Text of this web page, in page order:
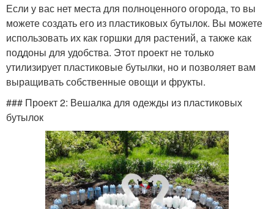
Если у вас нет места для полноценного огорода, то вы
можете создать его из пластиковых бутылок. Вы можете
использовать их как горшки для растений, а также как
поддоны для удобства. Этот проект не только
утилизирует пластиковые бутылки, но и позволяет вам
выращивать собственные овощи и фрукты.
### Проект 2: Вешалка для одежды из пластиковых
бутылок